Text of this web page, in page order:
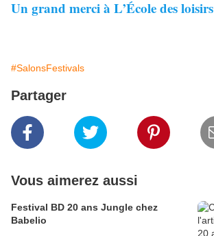
Un grand merci à L’École des loisirs
#SalonsFestivals
Partager
Vous aimerez aussi
Festival BD 20 ans Jungle chez
Babelio